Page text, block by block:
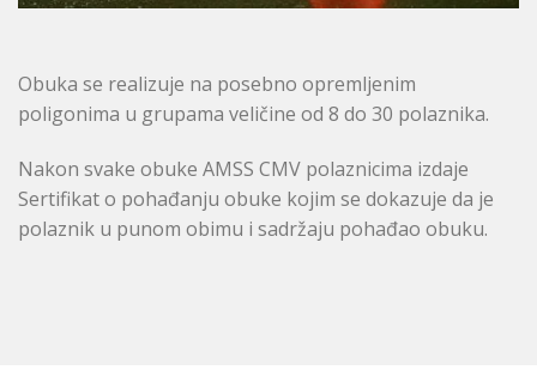
Obuka se realizuje na posebno opremljenim
poligonima u grupama veličine od 8 do 30 polaznika.
Nakon svake obuke AMSS CMV polaznicima izdaje
Sertifikat o pohađanju obuke kojim se dokazuje da je
polaznik u punom obimu i sadržaju pohađao obuku.